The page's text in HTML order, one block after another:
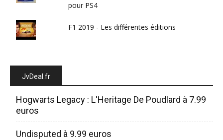
pour PS4
F1 2019 - Les différentes éditions
JvDeal.fr
Hogwarts Legacy : L'Heritage De Poudlard à 7.99
euros
Undisputed à 9.99 euros